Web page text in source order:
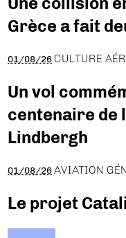
Grèce a fait
01/08/26 CULTURE
Un vol
centenaire de
Lindbergh
01/08/26 AVIATION
Le projet